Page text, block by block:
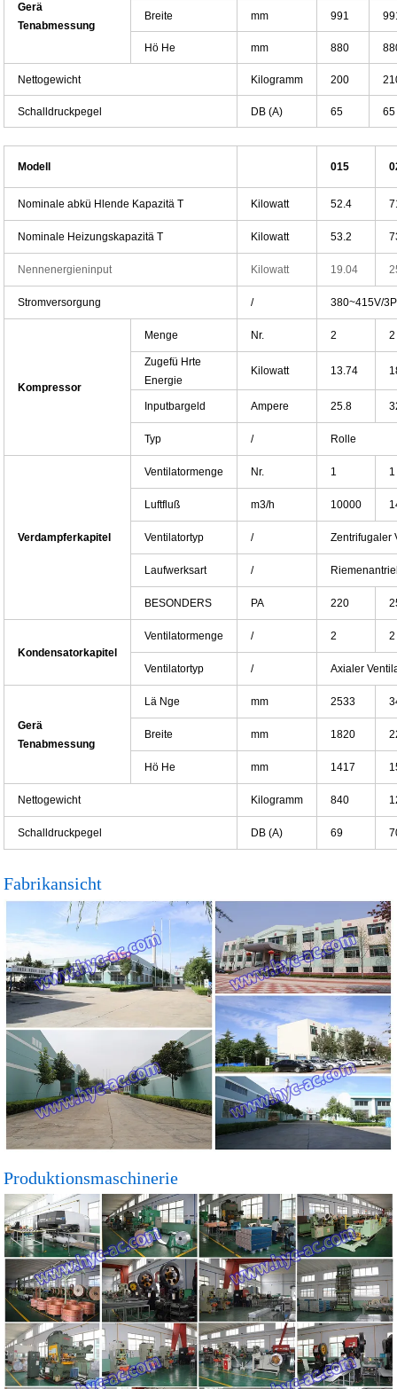
Gerä
Tenabmessung
Breite mm 991
Hö He mm 880
Nettogewicht Kilogramm 200
Schalldruckpegel DB (A) 65 65
Modell 015
Nominale abkü Hlende Kapazitä T Kilowatt 52.4
Nominale Heizungskapazitä T Kilowatt 53.2
Nennenergieninput Kilowatt 19.04
Stromversorgung / 380~415V/
Kompressor
Menge Nr. 2 2
Zugefü Hrte
Energie
Kilowatt 13.74
Inputbargeld Ampere 25.8
Typ / Rolle
Verdampferkapitel
Ventilatormenge Nr. 1 1
Luftfluß m3/h 10000
Ventilatortyp / Zentrifugaler
Laufwerksart /
BESONDERS PA 220
Kondensatorkapitel
Ventilatormenge / 2 2
Ventilatortyp / Axialer
Gerä
Tenabmessung
Lä Nge mm 2533
Breite mm 1820
Hö He mm 1417
Nettogewicht Kilogramm 840
Schalldruckpegel DB (A) 69
Fabrikansicht
Produktionsmaschinerie